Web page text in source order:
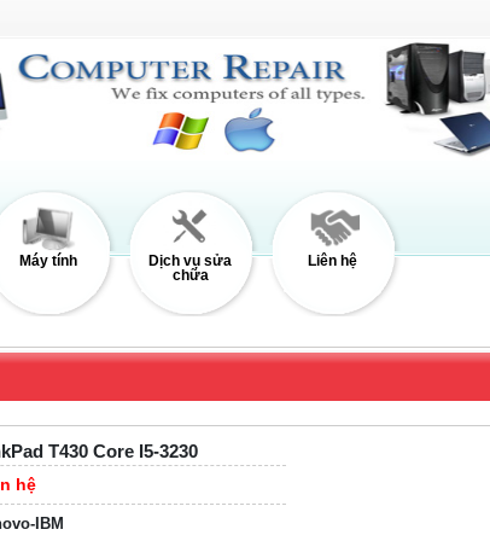
Máy tính
Dịch vụ sửa
chữa
Liên hệ
T430 Core I5-3230
hệ
IBM